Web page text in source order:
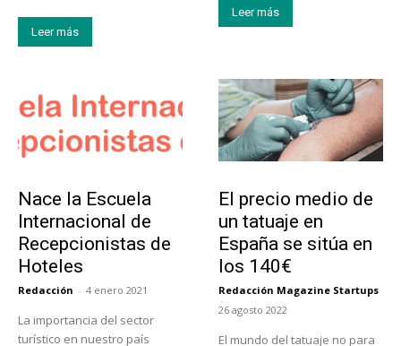
Leer más
Leer más
Nace la Escuela
Internacional de
Recepcionistas de
Hoteles
Redacción - 4 enero 2021
La importancia del sector
turístico en nuestro país
El precio medio de
un tatuaje en
España se sitúa en
los 140€
Redacción Magazine Startups
-
26 agosto 2022
El mundo del tatuaje no para